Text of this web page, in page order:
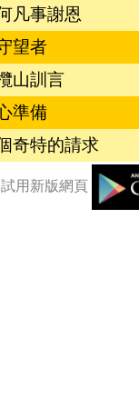
凡事謝恩
望者
山訓言
準備
奇特的請求
試用新版網頁